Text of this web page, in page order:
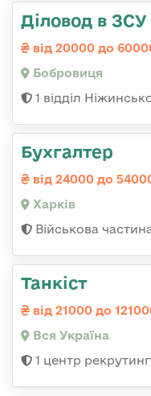
Діловод в ЗСУ
від 20000 до
Бобровиця
1 відділ
Бухгалтер
від 24000 до
Харків
Військова
Танкіст
від 21000 до
Вся Україна
1 центр